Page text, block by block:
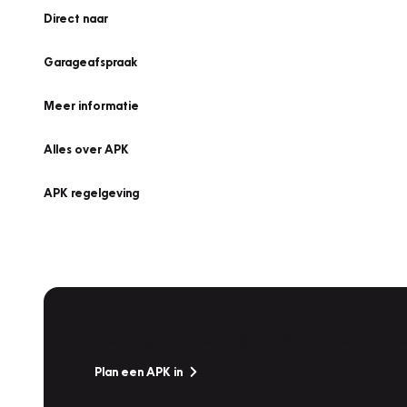
Direct naar
Garageafspraak
Meer informatie
Alles over APK
APK regelgeving
Plan een APK in